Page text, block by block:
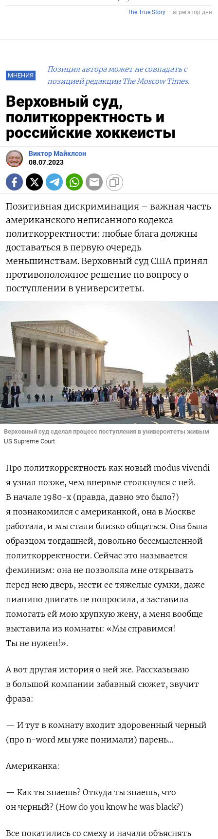
МНЕНИЯ
Позиция автора может не совпадать с
позицией редакции The Moscow Times.
Верховный суд,
политкорректность и
российские хоккеисты
Виктор Майклсон
08.07.2023
Позитивная дискриминация – важная часть
американского неписанного кодекса
политкорректности: любые блага должны
доставаться в первую очередь
меньшинствам. Верховный суд США принял
противоположное решение по вопросу о
поступлении в университеты.
Верховный суд сделал процесс поступления в университеты живым
US Supreme Court
Про политкорректность как новый modus vivendi
я узнал позже, чем впервые столкнулся с ней.
В начале 1980-х (правда, давно это было?)
я познакомился с американкой, она в Москве
работала, и мы стали близко общаться. Она была
образцом тогдашней, довольно бессмысленной
политкорректности. Сейчас это называется
феминизм: она не позволяла мне открывать
перед нею дверь, нести ее тяжелые сумки, даже
пианино двигать не попросила, а заставила
помогать ей мою хрупкую жену, а меня вообще
выставила из комнаты: «Мы справимся!
Ты не нужен!».
А вот другая история о ней же. Рассказываю
в большой компании забавный сюжет, звучит
фраза:
— И тут в комнату входит здоровенный черный
(про n-word мы уже понимали) парень…
Американка:
— Как ты знаешь? Откуда ты знаешь, что
он черный? (How do you know he was black?)
Все покатились со смеху и начали объяснять